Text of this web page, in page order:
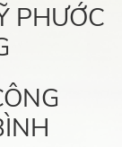
PHƯỚC